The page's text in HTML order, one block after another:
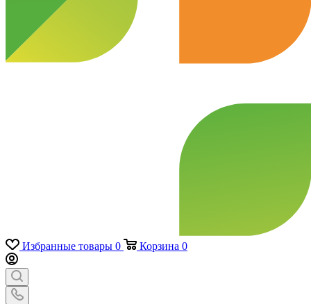
Избранные товары 0 Корзина 0